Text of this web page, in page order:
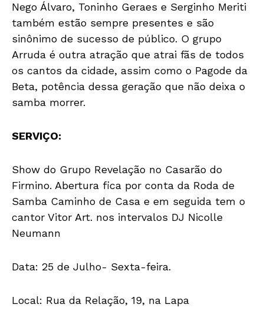
Nego Álvaro, Toninho Geraes e Serginho Meriti
também estão sempre presentes e são
sinônimo de sucesso de público. O grupo
Arruda é outra atração que atrai fãs de todos
os cantos da cidade, assim como o Pagode da
Beta, potência dessa geração que não deixa o
samba morrer.
SERVIÇO:
Show do Grupo Revelação no Casarão do
Firmino. Abertura fica por conta da Roda de
Samba Caminho de Casa e em seguida tem o
cantor Vitor Art. nos intervalos DJ Nicolle
Neumann
Data: 25 de Julho- Sexta-feira.
Local: Rua da Relação, 19, na Lapa